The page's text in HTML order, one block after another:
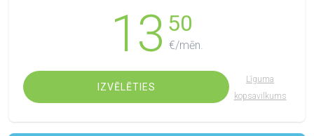
13 50
€/mēn.
IZVĒLĒTIES
Līguma
kopsavilkums